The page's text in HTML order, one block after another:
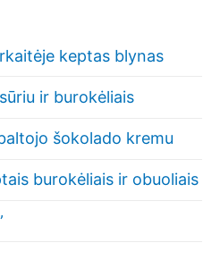
keptas blynas
ir burokėliais
šokolado kremu
burokėliais ir obuoliais